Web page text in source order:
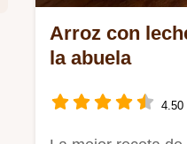
Arroz con
la abuela
4.50